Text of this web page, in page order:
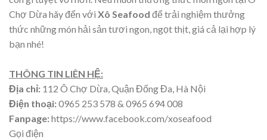
Chợ Dừa hãy đến với Xô Seafood để trải nghiệm thưởng
thức những món hải sản tươi ngon, ngọt thịt, giá cả lại hợp lý
bạn nhé!
THÔNG TIN LIÊN HỆ:
Địa chỉ: 112 Ô Chợ Dừa, Quận Đống Đa, Hà Nội
Điện thoại:0965 253 578 & 0965 694 008
Fanpage:https://www.facebook.com/xoseafood
Gọi điện